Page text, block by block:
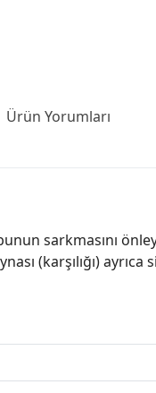
Ürün Yorumları
sarkmasını
(karşılığı) ayrıca